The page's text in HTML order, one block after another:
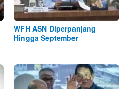
WFH ASN Diperpanjang
Hingga September